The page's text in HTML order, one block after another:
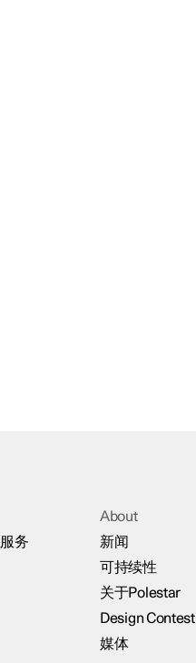
务
About
新闻
可持续性
关于Polestar
Design Contest
媒体